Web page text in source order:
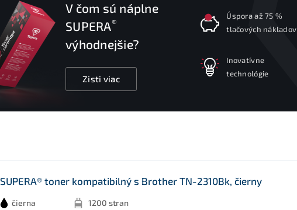
V čom sú náplne
SUPERA®
výhodnejšie?
Zisti viac
Úspora až 75 %
tlačových nákladov
Inovatívne
technológie
SUPERA® toner kompatibilný s Brother TN-2310Bk, čierny
čierna 1200 stran